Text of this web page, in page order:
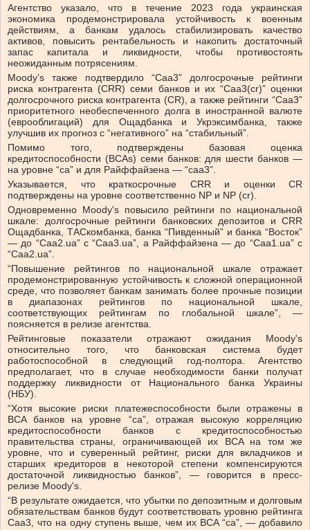
Агентство указало, что в течение 2023 года украинская
экономика продемонстрировала устойчивость к военным
действиям, а банкам удалось стабилизировать качество
активов, повысить рентабельность и накопить достаточный
запас капитала и ликвидности, чтобы противостоять
неожиданным потрясениям.
Moody’s также подтвердило “Caa3” долгосрочные рейтинги
риска контрагента (CRR) семи банков и их “Caa3(cr)” оценки
долгосрочного риска контрагента (CR), а также рейтинги “Caa3”
приоритетного необеспеченного долга в иностранной валюте
(еврооблигаций) для Ощадбанка и Укрэксимбанка, также
улучшив их прогноз с “негативного” на “стабильный”.
Помимо того, подтверждены базовая оценка
кредитоспособности (BCAs) семи банков: для шести банков —
на уровне “са” и для Райффайзена — “сaa3”.
Указывается, что краткосрочные CRR и оценки CR
подтверждены на уровне соответственно NP и NP (cr).
Одновременно Moody's повысило рейтинги по национальной
шкале: долгосрочные рейтинги банковских депозитов и CRR
Ощадбанка, ТАСкомбанка, банка “Пивденный” и банка “Восток”
— до “Caa2.ua” с “Caa3.ua”, а Райффайзена — до “Caa1.ua” с
“Caa2.ua”.
“Повышение рейтингов по национальной шкале отражает
продемонстрированную устойчивость к сложной операционной
среде, что позволяет банкам занимать более прочные позиции
в диапазонах рейтингов по национальной шкале,
соответствующих рейтингам по глобальной шкале”, —
поясняется в релизе агентства.
Рейтинговые показатели отражают ожидания Moody's
относительно того, что банковская система будет
работоспособной в следующий год-полтора. Агентство
предполагает, что в случае необходимости банки получат
поддержку ликвидности от Национального банка Украины
(НБУ).
“Хотя высокие риски платежеспособности были отражены в
BCA банков на уровне “са”, отражая высокую корреляцию
кредитоспособности банков с кредитоспособностью
правительства страны, ограничивающей их BCA на том же
уровне, что и суверенный рейтинг, риски для вкладчиков и
старших кредиторов в некоторой степени компенсируются
достаточной ликвидностью банков”, — говорится в пресс-
релизе Moody's.
“В результате ожидается, что убытки по депозитным и долговым
обязательствам банков будут соответствовать уровню рейтинга
Caa3, что на одну ступень выше, чем их BCA “ca”, — добавило